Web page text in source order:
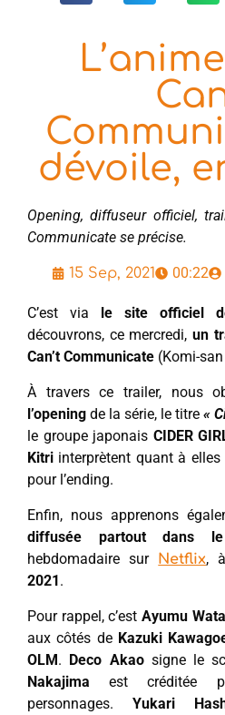
dévoile,
Opening, diffuseur officiel,
Communicate se précise.
15 Sep, 2021 00:22
C’est via le site officiel
découvrons, ce mercredi,un
Can’t Communicate (Komi-
À travers ce trailer, nous
l’opening de la série, le titre «
le groupe japonais CIDER
Kitri interprètent quant à
pour l’ending.
Enfin, nous apprenons
diffusée partout dans
hebdomadaire sur Netflix,
2021.
Pour rappel, c’est Ayumu
aux côtés de Kazuki
OLM. Deco Akaosigne le
Nakajima est créditée
personnages. Yukari